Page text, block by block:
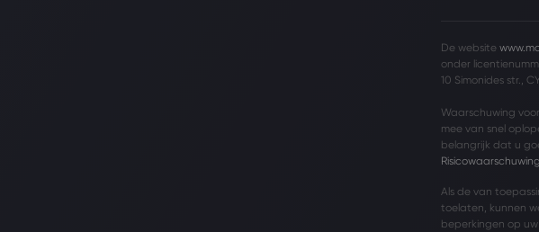
De website
onder
10 Simonides str.,
Waarschuwing
mee van snel
belangrijk dat u
Risicowaarschuwing
Als de van
toelaten, kunnen
beperkingen op